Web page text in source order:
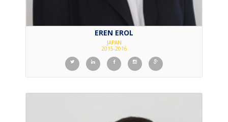
EREN EROL
JAPAN
2015-2016